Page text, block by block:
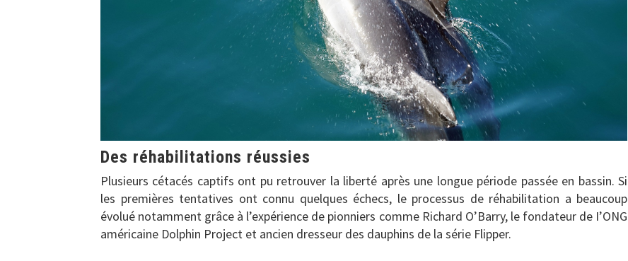
Des réhabilitations réussies
Plusieurs cétacés captifs ont pu retrouver la liberté après une longue période passée en bassin. Si
les premières tentatives ont connu quelques échecs, le processus de réhabilitation a beaucoup
évolué notamment grâce à l’expérience de pionniers comme Richard O’Barry, le fondateur de I’ONG
américaine Dolphin Project et ancien dresseur des dauphins de la série Flipper.